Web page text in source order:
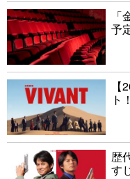
予
ト
歴
す